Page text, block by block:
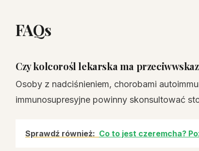
FAQs
Czy kolcorośl lekarska ma
Osoby z nadciśnieniem, chorobami
immunosupresyjne powinny skonsultować
Sprawdź również: Co to jest czeremcha?